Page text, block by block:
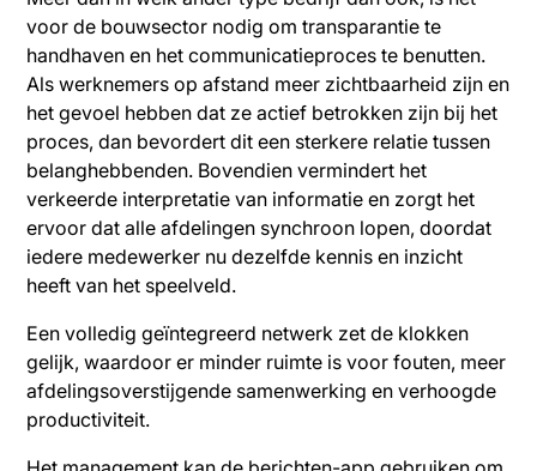
voor de bouwsector nodig om transparantie te
handhaven en het communicatieproces te benutten.
Als werknemers op afstand meer zichtbaarheid zijn en
het gevoel hebben dat ze actief betrokken zijn bij het
proces, dan bevordert dit een sterkere relatie tussen
belanghebbenden. Bovendien vermindert het
verkeerde interpretatie van informatie en zorgt het
ervoor dat alle afdelingen synchroon lopen, doordat
iedere medewerker nu dezelfde kennis en inzicht
heeft van het speelveld.
Een volledig geïntegreerd netwerk zet de klokken
gelijk, waardoor er minder ruimte is voor fouten, meer
afdelingsoverstijgende samenwerking en verhoogde
productiviteit.